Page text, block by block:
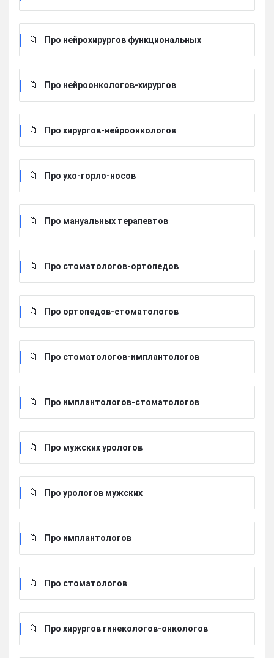
Про нейрохирургов функциональных
Про нейроонкологов-хирургов
Про хирургов-нейроонкологов
Про ухо-горло-носов
Про мануальных терапевтов
Про стоматологов-ортопедов
Про ортопедов-стоматологов
Про стоматологов-имплантологов
Про имплантологов-стоматологов
Про мужских урологов
Про урологов мужских
Про имплантологов
Про стоматологов
Про хирургов гинекологов-онкологов